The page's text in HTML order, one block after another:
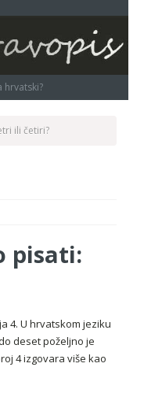
hrvatski?
ili četiri?
pisati:
4. U hrvatskom jeziku
deset poželjno je
4 izgovara više kao